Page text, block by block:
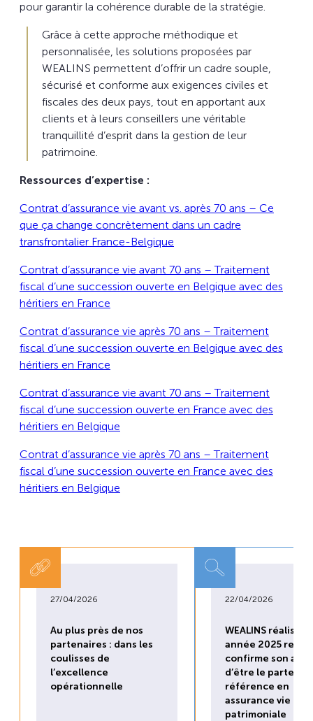
pour garantir la cohérence durable de la stratégie.
Grâce à cette approche méthodique et
personnalisée, les solutions proposées par
WEALINS permettent d’offrir un cadre souple,
sécurisé et conforme aux exigences civiles et
fiscales des deux pays, tout en apportant aux
clients et à leurs conseillers une véritable
tranquillité d’esprit dans la gestion de leur
patrimoine.
Ressources d’expertise :
Contrat d’assurance vie avant vs. après 70 ans – Ce
que ça change concrètement dans un cadre
transfrontalier France-Belgique
Contrat d’assurance vie avant 70 ans – Traitement
fiscal d’une succession ouverte en Belgique avec des
héritiers en France
Contrat d’assurance vie après 70 ans – Traitement
fiscal d’une succession ouverte en Belgique avec des
héritiers en France
Contrat d’assurance vie avant 70 ans – Traitement
fiscal d’une succession ouverte en France avec des
héritiers en Belgique
Contrat d’assurance vie après 70 ans – Traitement
fiscal d’une succession ouverte en France avec des
héritiers en Belgique
27/04/2026
Au plus près de nos
partenaires : dans les
coulisses de
l’excellence
opérationnelle
22/04/2026
WEALINS réalise
année 2025
confirme son
d’être le
référence en
assurance vie
patrimoniale